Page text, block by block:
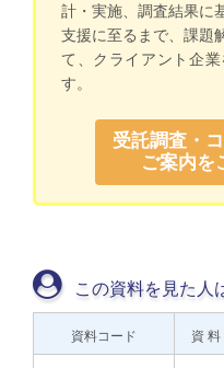
計・実施、調査結果に
支援に至るまで、課題
て、クライアント企
す。
受託調査・
ご案内を
この資料を見た人
資料コード 資 料